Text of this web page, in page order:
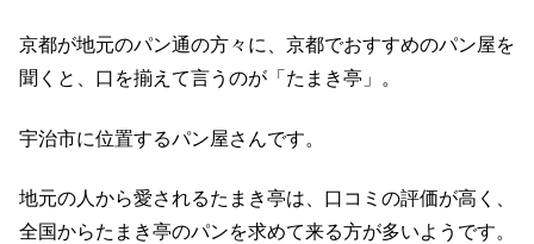
京都が地元のパン通の方々に、京都でおすすめのパン屋を
聞くと、口を揃えて言うのが「たまき亭」。
宇治市に位置するパン屋さんです。
地元の人から愛されるたまき亭は、口コミの評価が高く、
全国からたまき亭のパンを求めて来る方が多いようです。